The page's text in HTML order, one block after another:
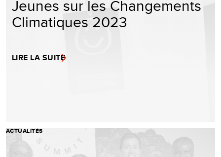
Jeunes sur les Changements
Climatiques 2023
LIRE LA SUITE
ACTUALITÉS